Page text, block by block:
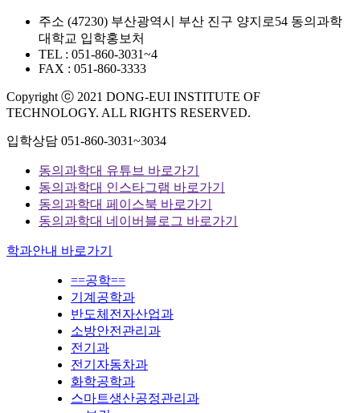
주소 (47230) 부산광역시 부산 진구 양지로54 동의과학
대학교 입학홍보처
TEL : 051-860-3031~4
FAX : 051-860-3333
Copyright ⓒ 2021 DONG-EUI INSTITUTE OF
TECHNOLOGY. ALL RIGHTS RESERVED.
입학상담 051-860-3031~3034
동의과학대 유튜브 바로가기
동의과학대 인스타그램 바로가기
동의과학대 페이스북 바로가기
동의과학대 네이버블로그 바로가기
학과안내 바로가기
==공학==
기계공학과
반도체전자산업과
소방안전관리과
전기과
전기자동차과
화학공학과
스마트생산공정관리과